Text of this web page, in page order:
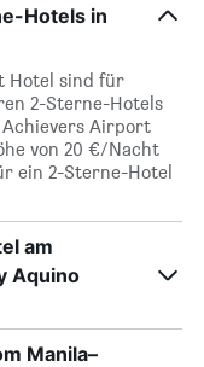
Hotels in
Hotel sind für
2-Sterne-Hotels
Airport
von 20 €/Nacht
ein 2-Sterne-Hotel
am
Aquino
Manila–